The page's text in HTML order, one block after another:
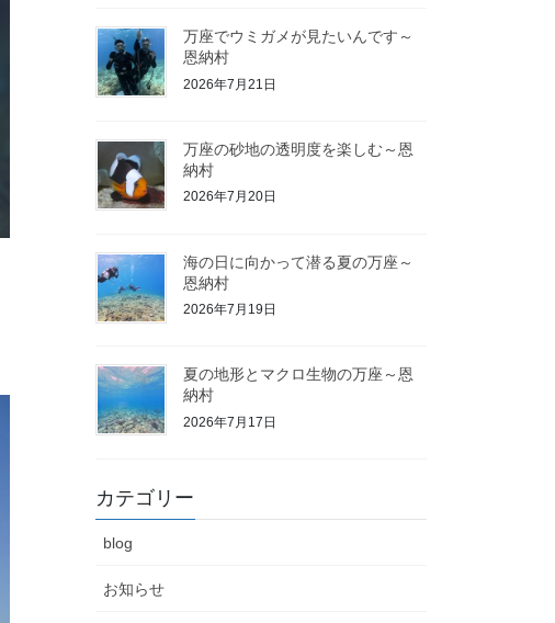
万座でウミガメが見たいんです～
恩納村
2026年7月21日
万座の砂地の透明度を楽しむ～恩
納村
2026年7月20日
海の日に向かって潜る夏の万座～
恩納村
2026年7月19日
夏の地形とマクロ生物の万座～恩
納村
2026年7月17日
カテゴリー
blog
お知らせ